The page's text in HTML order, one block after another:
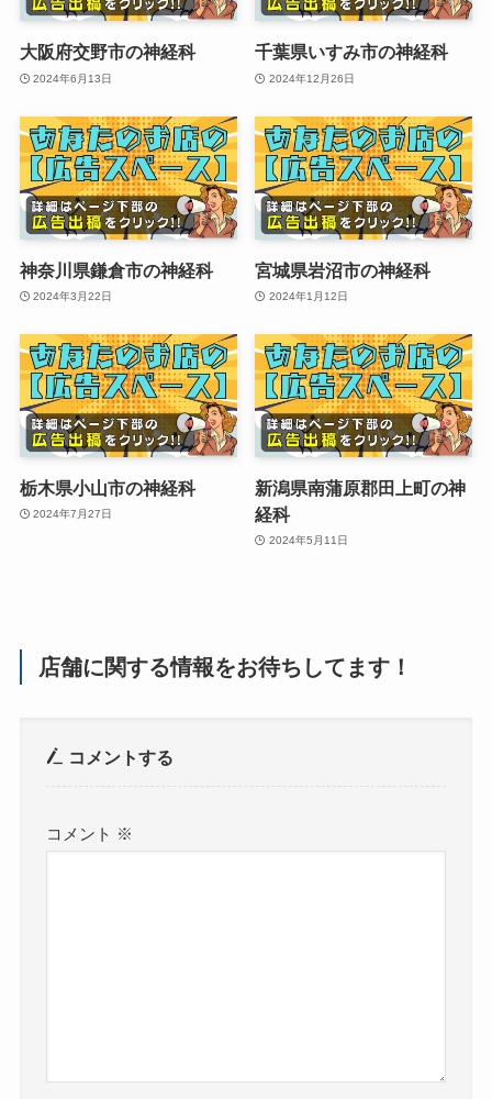
大阪府交野市の神経科
2024年6月13日
千葉県いすみ市の神経科
2024年12月26日
神奈川県鎌倉市の神経科
2024年3月22日
宮城県岩沼市の神経科
2024年1月12日
栃木県小山市の神経科
2024年7月27日
新潟県南蒲原郡田上町の神
経科
2024年5月11日
店舗に関する情報をお待ちしてます！
コメントする
コメント ※